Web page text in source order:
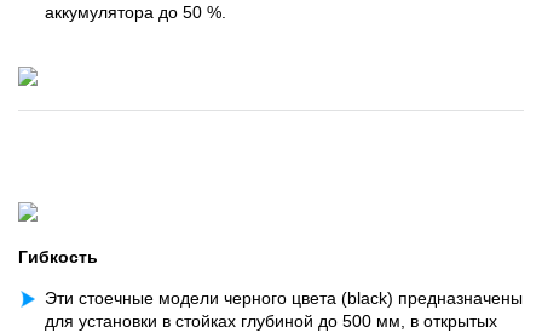
аккумулятора до 50 %.
Гибкость
Эти стоечные модели черного цвета (black) предназначены
для установки в стойках глубиной до 500 мм, в открытых